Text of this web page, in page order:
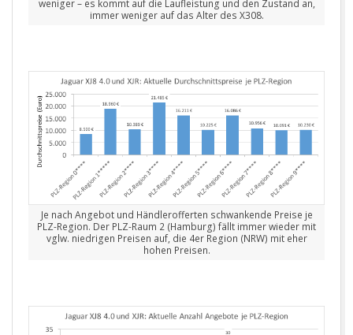
weniger – es kommt auf die Laufleistung und den Zustand an,
immer weniger auf das Alter des X308.
Je nach Angebot und Händlerofferten schwankende Preise je
PLZ-Region. Der PLZ-Raum 2 (Hamburg) fällt immer wieder mit
vglw. niedrigen Preisen auf, die 4er Region (NRW) mit eher
hohen Preisen.